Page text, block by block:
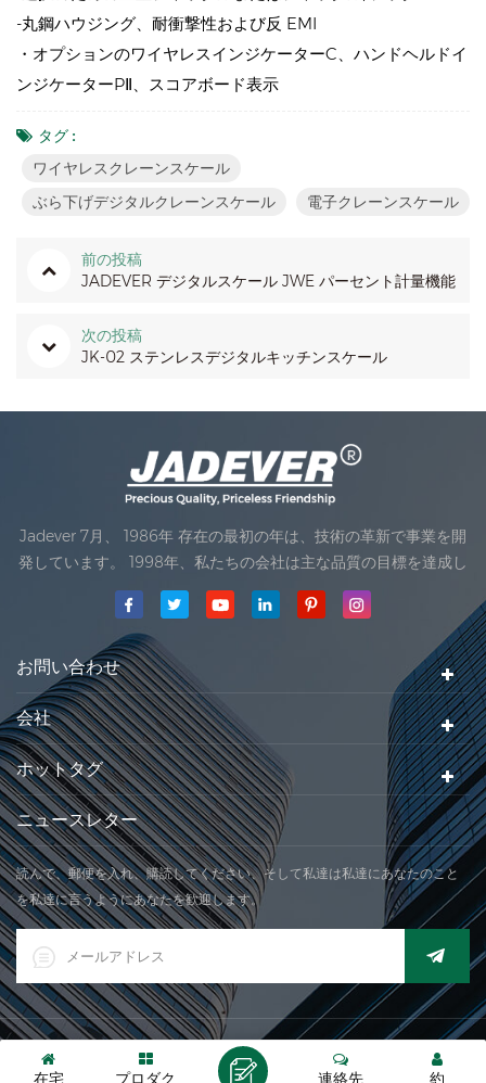
-丸鋼ハウジング、耐衝撃性および反 EMI
・オプションのワイヤレスインジケーターC、ハンドヘルドイ
ンジケーターPⅡ、スコアボード表示
タグ :
ワイヤレスクレーンスケール
ぶら下げデジタルクレーンスケール
電子クレーンスケール
前の投稿
JADEVER デジタルスケール JWE パーセント計量機能
次の投稿
JK-02 ステンレスデジタルキッチンスケール
Jadever 7月、 1986年 存在の最初の年は、技術の革新で事業を開
発しています。 1998年、私たちの会社は主な品質の目標を達成し
ました。私達のプロダクトの最初の製品は、国際法律の組織の承
認を受けました。 1999年、 Xiamen Jadever スケール株式会社
されていました。 .私達の会社の主な生産地域はあります。 2006
年に。Jadever ISO を取得 9001：2000 認証
お問い合わせ
会社
ホットタグ
ニュースレター
読んで、郵便を入れ、購読してください、そして私達は私達にあなたのこと
を私達に言うようにあなたを歓迎します。
© 2026 Xiamen Jadever Scale Co., Ltd. 全著作権所有. |
在宅 プロダク 約
連絡先